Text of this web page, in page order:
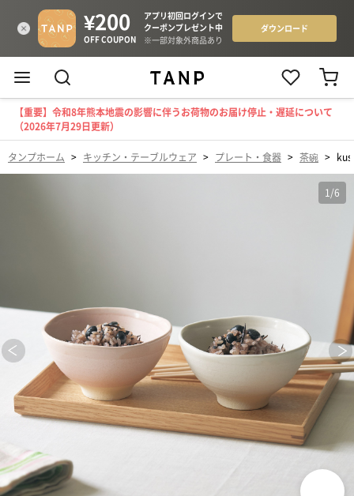
【重要】令和8年熊本地震の影響に伴うお荷物のお届け停止・遅延について
（2026年7月29日更新）
タンプホーム > キッチン・テーブルウェア > プレート・食器 > 茶碗 >
1 /6